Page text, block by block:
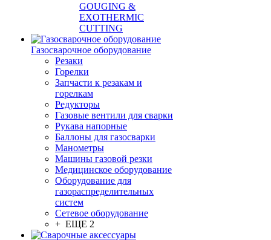
GOUGING &
EXOTHERMIC
CUTTING
Газосварочное оборудование
Резаки
Горелки
Запчасти к резакам и
горелкам
Редукторы
Газовые вентили для сварки
Рукава напорные
Баллоны для газосварки
Манометры
Машины газовой резки
Медицинское оборудование
Оборудование для
газораспределительных
систем
Сетевое оборудование
+ ЕЩЕ 2